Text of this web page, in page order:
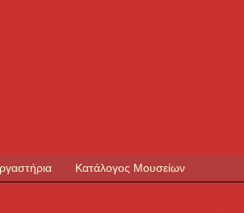
Κατάλογος Μουσείων